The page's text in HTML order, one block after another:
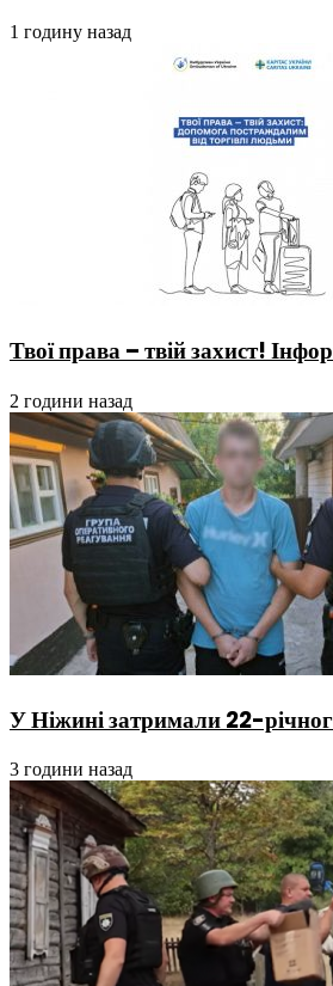
1 годину назад
Твої права – твій захист!
2 години назад
У Ніжині затримали 22-
3 години назад